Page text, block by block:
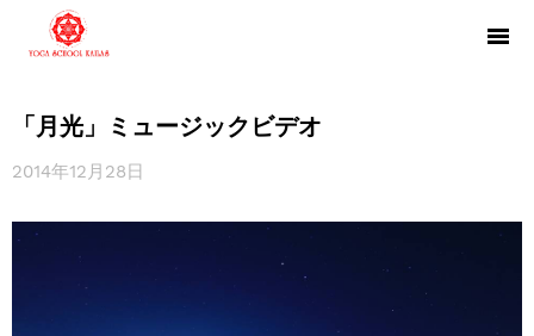
「月光」ミュージックビデオ
2014年12月28日